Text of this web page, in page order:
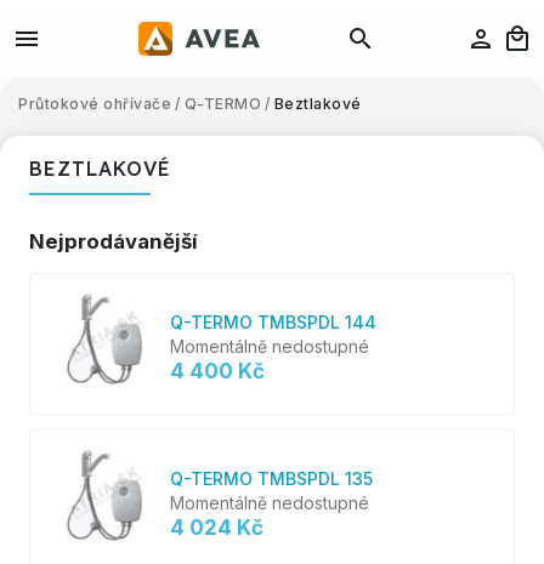
Průtokové ohřívače / Q-TERMO / Beztlakové
BEZTLAKOVÉ
Nejprodávanější
Q-TERMO TMBSPDL 144
Momentálně nedostupné
4 400 Kč
Q-TERMO TMBSPDL 135
Momentálně nedostupné
4 024 Kč